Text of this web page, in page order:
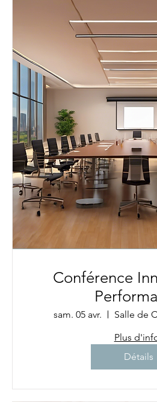
Conférence
sam. 05 avr.
Salle de
Plus
Détails